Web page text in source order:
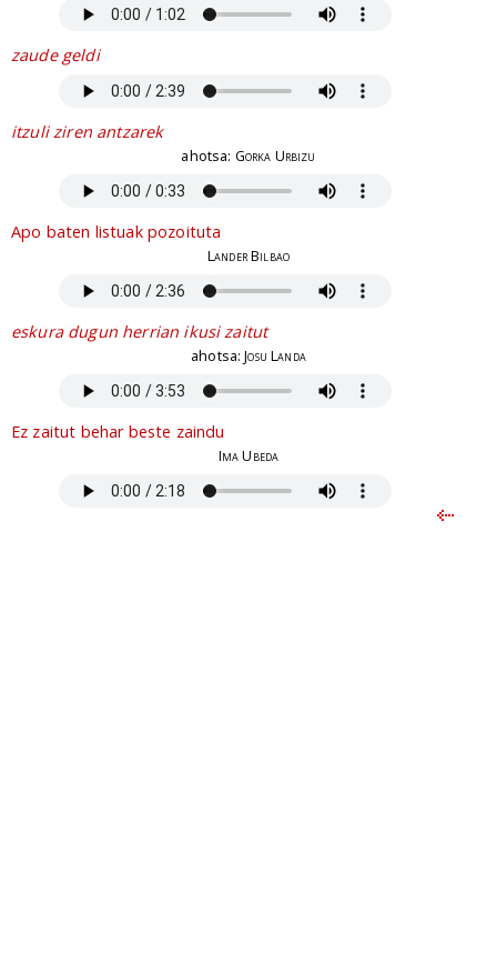
zaude geldi
itzuli ziren antzarek
ahotsa: Gorka Urbizu
Apo baten listuak pozoituta
Lander Bilbao
eskura dugun herrian ikusi zaitut
ahotsa:Josu Landa
Ez zaitut behar beste zaindu
Ima Ubeda